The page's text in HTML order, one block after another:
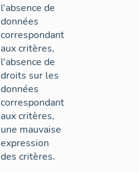
l'absence de
données
correspondant
aux critères,
l'absence de
droits sur les
données
correspondant
aux critères,
une mauvaise
expression
des critères.